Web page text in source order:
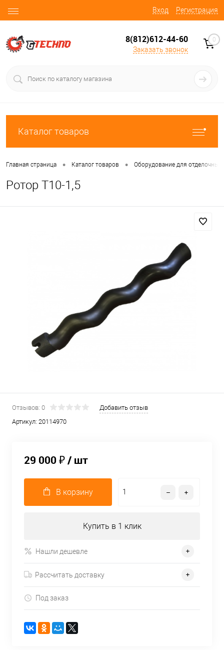
Вход Регистрация
8(812)612-44-60
Заказать звонок
0
Каталог товаров
Главная страница • Каталог товаров • Оборудование для отделочных
Ротор T10-1,5
Отзывов: 0
Добавить отзыв
Артикул: 20114970
29 000 ₽/ шт
В корзину
Купить в 1 клик
Нашли дешевле
Рассчитать доставку
Под заказ